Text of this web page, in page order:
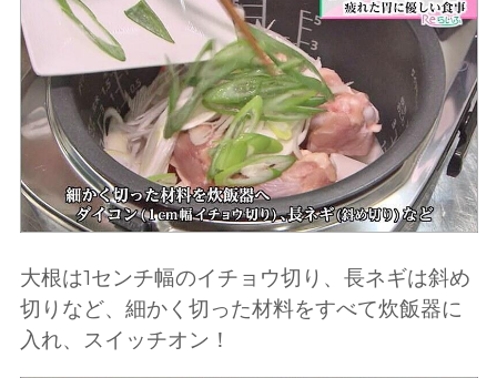
大根は1センチ幅のイチョウ切り、長ネギは斜め
切りなど、細かく切った材料をすべて炊飯器に
入れ、スイッチオン！